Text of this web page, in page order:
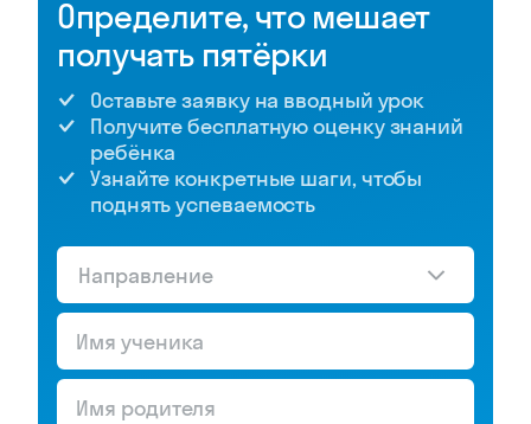
Определите, что мешает
получать пятёрки
Оставьте заявку на вводный урок
Получите бесплатную оценку знаний
ребёнка
Узнайте конкретные шаги, чтобы
поднять успеваемость
Направление